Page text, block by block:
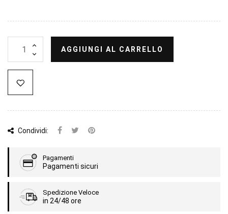
AGGIUNGI AL CARRELLO
Condividi:
Pagamenti
Pagamenti sicuri
Spedizione Veloce
in 24/48 ore